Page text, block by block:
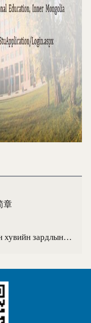
章
Өвөр Монголын Их Сургуулийн хувийн зардлын олон улсын оюутан элсүүлэх товч дүрэм